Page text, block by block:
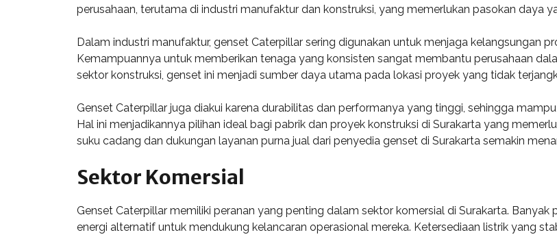
perusahaan, terutama di industri manufaktur dan konstruksi, yang memerlukan pasokan daya
Dalam industri manufaktur, genset Caterpillar sering digunakan untuk menjaga kelangsungan
Kemampuannya untuk memberikan tenaga yang konsisten sangat membantu perusahaan
sektor konstruksi, genset ini menjadi sumber daya utama pada lokasi proyek yang tidak
Genset Caterpillar juga diakui karena durabilitas dan performanya yang tinggi, sehingga
Hal ini menjadikannya pilihan ideal bagi pabrik dan proyek konstruksi di Surakarta yang
suku cadang dan dukungan layanan purna jual dari penyedia genset di Surakarta semakin
Sektor Komersial
Genset Caterpillar memiliki peranan yang penting dalam sektor komersial di Surakarta.
energi alternatif untuk mendukung kelancaran operasional mereka. Ketersediaan listrik yang